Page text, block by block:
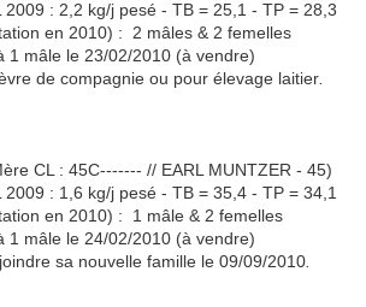
2009 : 2,2 kg/j pesé - TB = 25,1 - TP = 28,3
en 2010) : 2 mâles & 2 femelles
1 mâle le 23/02/2010 (à vendre)
de compagnie ou pour élevage laitier
CL : 45C------- // EARL MUNTZER - 45)
2009 : 1,6 kg/j pesé - TB = 35,4 - TP = 34,1
en 2010) : 1 mâle & 2 femelles
1 mâle le 24/02/2010 (à vendre)
sa nouvelle famille le 09/09/2010